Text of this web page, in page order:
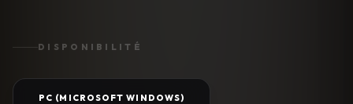
DISPONIBILITÉ
PC (MICROSOFT WINDOWS)